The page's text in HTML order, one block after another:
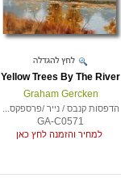
Yellow Trees By The River
Graham Gercken
הדפסות קנבס / נייר /פרספקס...
GA-C0571
למחיר והזמנה לחץ כאן